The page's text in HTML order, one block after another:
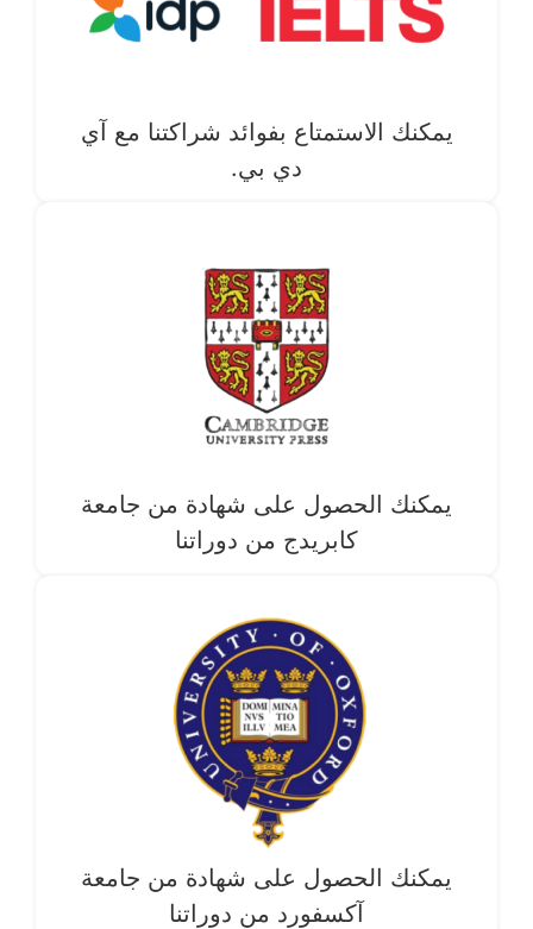
يمكنك الاستمتاع بفوائد شراكتنا مع آي
دي بي.
يمكنك الحصول على شهادة من جامعة
كابريدج من دوراتنا
يمكنك الحصول على شهادة من جامعة
آکسفورد من دوراتنا